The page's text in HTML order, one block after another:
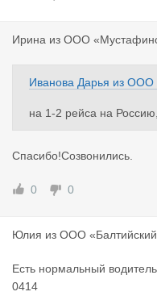
Ирина из ООО
Иванова Дарья из ООО
на 1-2 рейса на
Спасибо!Созвонились.
0 0
Юлия из ООО
Есть нормальный
0414